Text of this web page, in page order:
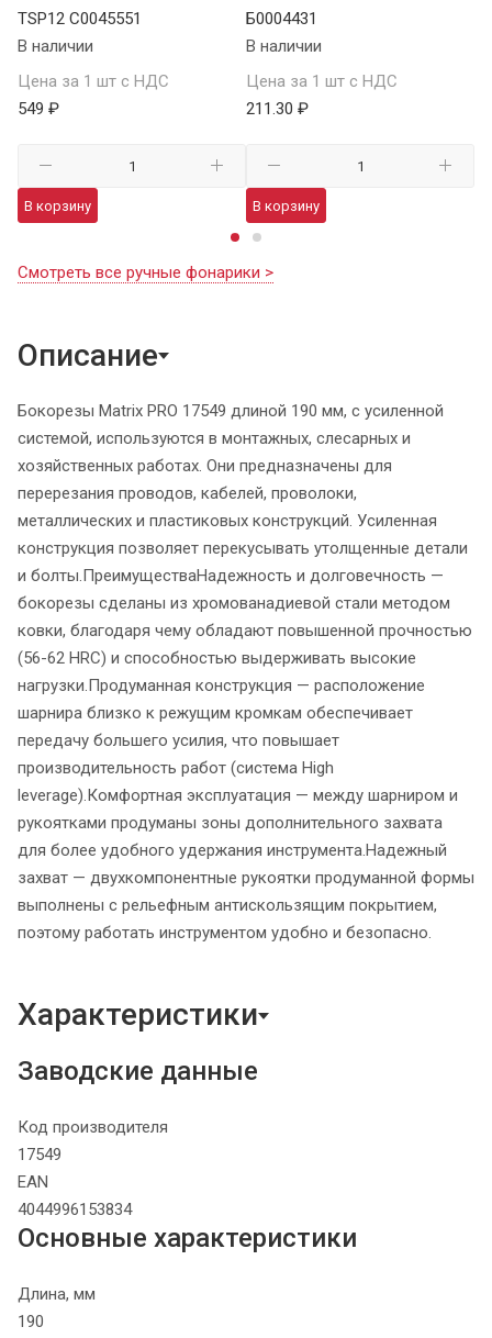
TSP12 C0045551
В наличии
Цена за 1 шт с НДС
549 ₽
В корзину
Б0004431
В наличии
Цена за 1 шт с НДС
211.30 ₽
В корзину
Смотреть все ручные фонарики >
Описание
Бокорезы Matrix PRO 17549 длиной 190 мм, с усиленной
системой, используются в монтажных, слесарных и
хозяйственных работах. Они предназначены для
перерезания проводов, кабелей, проволоки,
металлических и пластиковых конструкций. Усиленная
конструкция позволяет перекусывать утолщенные детали
и болты.ПреимуществаНадежность и долговечность —
бокорезы сделаны из хромованадиевой стали методом
ковки, благодаря чему обладают повышенной прочностью
(56-62 HRC) и способностью выдерживать высокие
нагрузки.Продуманная конструкция — расположение
шарнира близко к режущим кромкам обеспечивает
передачу большего усилия, что повышает
производительность работ (система High
leverage).Комфортная эксплуатация — между шарниром и
рукоятками продуманы зоны дополнительного захвата
для более удобного удержания инструмента.Надежный
захват — двухкомпонентные рукоятки продуманной формы
выполнены с рельефным антискользящим покрытием,
поэтому работать инструментом удобно и безопасно.
Характеристики
Заводские данные
Код производителя
17549
EAN
4044996153834
Основные характеристики
Длина, мм
190